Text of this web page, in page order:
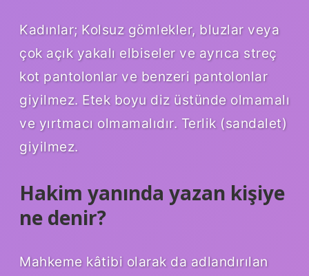
Kadınlar; Kolsuz gömlekler, bluzlar veya
çok açık yakalı elbiseler ve ayrıca streç
kot pantolonlar ve benzeri pantolonlar
giyilmez. Etek boyu diz üstünde olmamalı
ve yırtmacı olmamalıdır. Terlik (sandalet)
giyilmez.
Hakim yanında yazan kişiye
ne denir?
Mahkeme kâtibi olarak da adlandırılan